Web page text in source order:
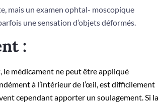
mais un examen ophtal- moscopique
une sensa­tion d’objets déformés.
:
le médicament ne peut être appliqué
à l’intérieur de l’œil, est difficilement
cependant apporter un soulage­ment. Si la